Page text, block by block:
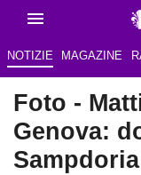
NOTIZIE MAGAZINE
Foto -
Genova:
Sampdoria